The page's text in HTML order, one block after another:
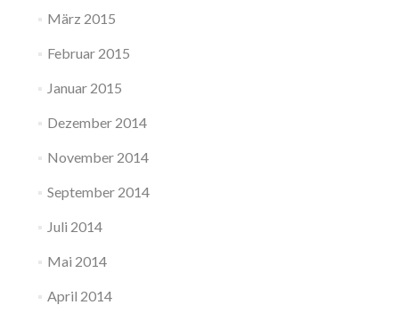
März 2015
Februar 2015
Januar 2015
Dezember 2014
November 2014
September 2014
Juli 2014
Mai 2014
April 2014